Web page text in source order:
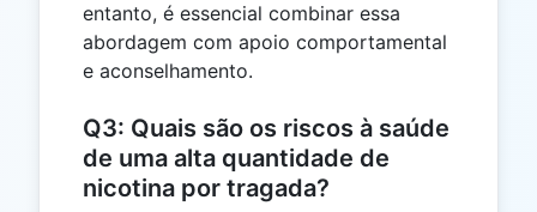
entanto, é essencial combinar essa
abordagem com apoio comportamental
e aconselhamento.
Q3: Quais são os riscos à saúde
de uma alta quantidade de
nicotina por tragada?